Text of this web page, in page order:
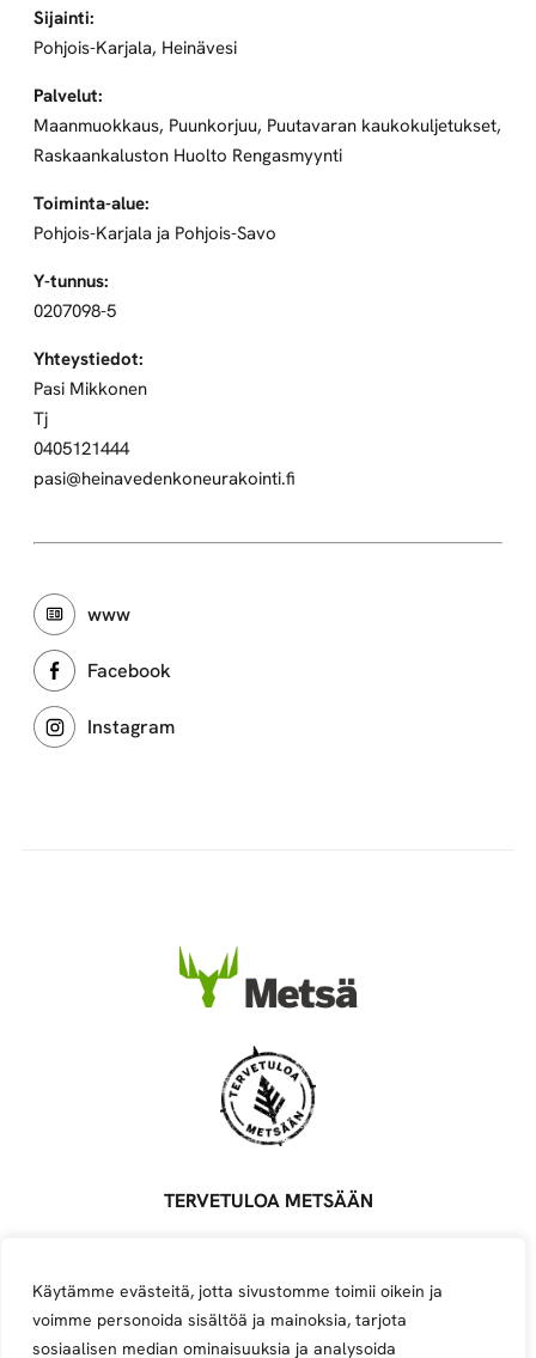
Käytämme evästeitä, jotta sivustomme toimii oikein ja
voimme personoida sisältöä ja mainoksia, tarjota
sosiaalisen median ominaisuuksia ja analysoida
Sijainti:
Pohjois-Karjala, Heinävesi
Palvelut:
Maanmuokkaus, Puunkorjuu, Puutavaran kaukokuljetukset,
Raskaankaluston Huolto Rengasmyynti
Toiminta-alue:
Pohjois-Karjala ja Pohjois-Savo
Y-tunnus:
0207098-5
Yhteystiedot:
Pasi Mikkonen
Tj
0405121444
pasi@heinavedenkoneurakointi.fi
www
Facebook
Instagram
TERVETULOA METSÄÄN
kiinnostuneet.
Avoimet työpaikat
Ilmoita työpaikka Ilmoita yritys